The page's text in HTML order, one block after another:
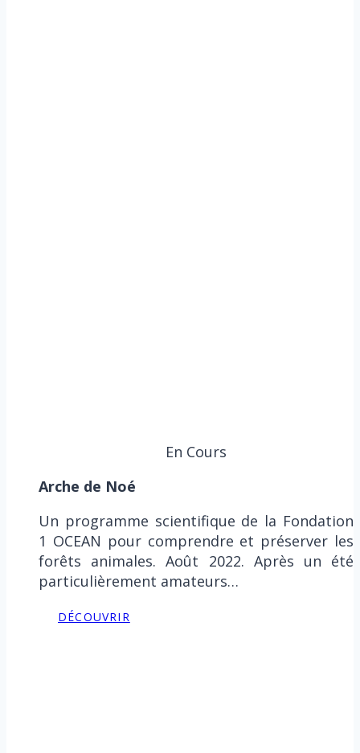
En Cours
Arche de Noé
Un programme scientifique de la Fondation
1 OCEAN pour comprendre et préserver les
forêts animales. Août 2022. Après un été
particulièrement amateurs…
DÉCOUVRIR